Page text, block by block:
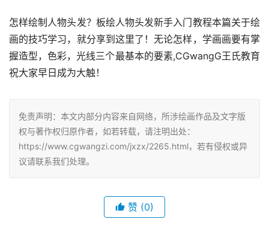
怎样绘制人物头发？板绘人物头发新手入门教程本篇关于绘
画的技巧学习，就分享到这里了！无论怎样，学画画要有掌
握造型，色彩，光线三个最基本的要素,CGwangG王氏教育
祝大家早日成为大触！
免责声明：本文内部分内容来自网络，所涉绘画作品及文字版
权与著作权归原作者，如若转载，请注明出处：
https://www.cgwangzi.com/jxzx/2265.html，若有侵权或异
议请联系我们处理。
赞 (0)